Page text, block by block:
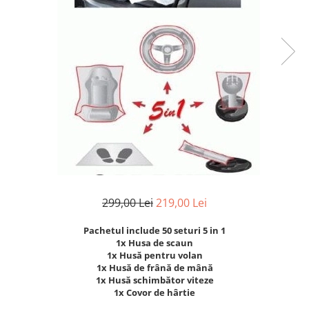
Dispozitive de sablat & accesorii
Dulapuri Bancuri Carucioare
Bancuri de lucru
Carucioare pentru marfa
Cutii pentru scule
Dulapuri pentru scule
Magneti fixare sudura
Tubulare de impact 3/4
Tubulare 1/2 hexagonale
299,00 Lei219,00 Lei
Pachetul include 50 seturi 5 in 1
1x Husa de scaun
1x Husă pentru volan
1x Husă de frână de mână
1x Husă schimbător viteze
1x Covor de hârtie